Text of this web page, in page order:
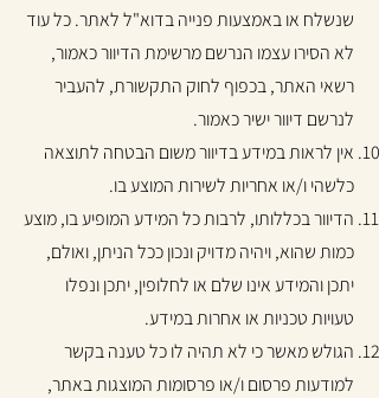
שנשלח או באמצעות פנייה בדוא"ל לאתר. כל עוד
לא הסירו עצמו הנרשם מרשימת הדיוור כאמור,
רשאי האתר, בכפוף לחוק התקשורת, להעביר
לנרשם דיוור ישיר כאמור.
אין לראות במידע בדיוור משום הבטחה לתוצאה
כלשהי ו/או אחריות לשירות המוצע בו.
הדיוור בכללותו, לרבות כל המידע המופיע בו, מוצע
כמות שהוא, ויהיה מדויק ונכון ככל הניתן, ואולם,
יתכן והמידע אינו שלם או לחלופין, יתכן ונפלו
טעויות טכניות או אחרות במידע.
הגולש מאשר כי לא תהיה לו כל טענה בקשר
למודעות פרסום ו/או פרסומות המוצגות באתר,